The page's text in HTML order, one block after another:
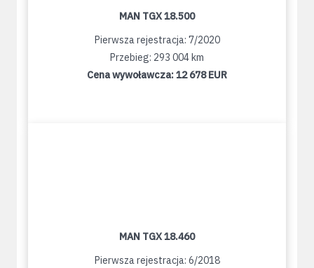
MAN TGX 18.500
Pierwsza rejestracja: 7/2020
Przebieg: 293 004 km
Cena wywoławcza:12 678 EUR
MAN TGX 18.460
Pierwsza rejestracja: 6/2018